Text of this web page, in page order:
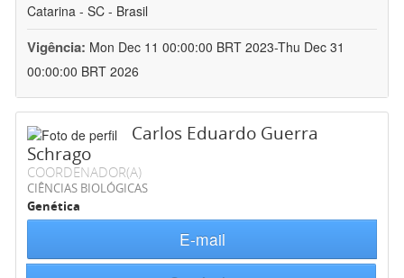
Catarina - SC - Brasil
Vigência: Mon Dec 11 00:00:00 BRT 2023-Thu Dec 31
00:00:00 BRT 2026
Carlos Eduardo Guerra
Schrago
COORDENADOR(A)
CIÊNCIAS BIOLÓGICAS
Genética
E-mail